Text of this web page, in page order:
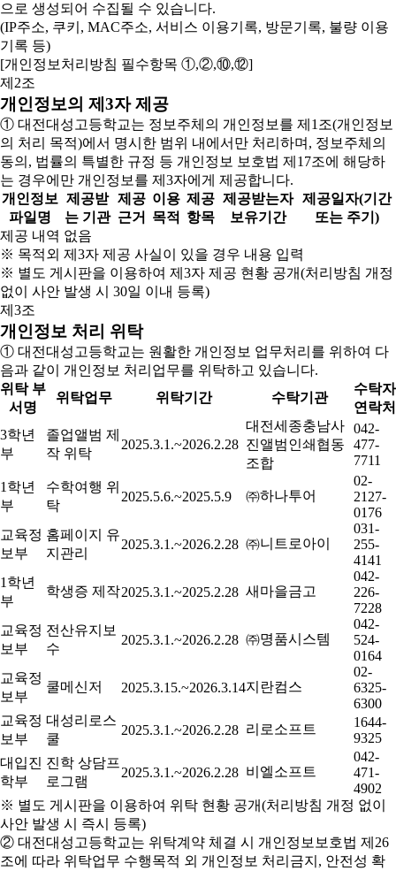
으로 생성되어 수집될 수 있습니다.
(IP주소, 쿠키, MAC주소, 서비스 이용기록, 방문기록, 불량 이용
기록 등)
[개인정보처리방침 필수항목 ①,②,⑩,⑫]
제2조
개인정보의 제3자 제공
① 대전대성고등학교는 정보주체의 개인정보를 제1조(개인정보
의 처리 목적)에서 명시한 범위 내에서만 처리하며, 정보주체의
동의, 법률의 특별한 규정 등 개인정보 보호법 제17조에 해당하
는 경우에만 개인정보를 제3자에게 제공합니다.
개인정보
파일명
제공받
는 기관
제공
근거
이용
목적
제공
항목
제공받는자
보유기간
제공일자(기간
또는 주기)
제공 내역 없음
※ 목적외 제3자 제공 사실이 있을 경우 내용 입력
※ 별도 게시판을 이용하여 제3자 제공 현황 공개(처리방침 개정
없이 사안 발생 시 30일 이내 등록)
제3조
개인정보 처리 위탁
① 대전대성고등학교는 원활한 개인정보 업무처리를 위하여 다
음과 같이 개인정보 처리업무를 위탁하고 있습니다.
위탁 부
서명
위탁업무 위탁기간 수탁기관
수탁자
연락처
3학년
부
졸업앨범 제
작 위탁
2025.3.1.~2026.2.28
대전세종충남사
진앨범인쇄협동
조합
042-
477-
7711
1학년
부
수학여행 위
탁
2025.5.6.~2025.5.9 ㈜하나투어
02-
2127-
0176
교육정
보부
홈페이지 유
지관리
2025.3.1.~2026.2.28 ㈜니트로아이
031-
255-
4141
1학년
부
학생증 제작2025.3.1.~2025.2.28 새마을금고
042-
226-
7228
교육정
보부
전산유지보
수
2025.3.1.~2026.2.28 ㈜명품시스템
042-
524-
0164
교육정
보부
쿨메신저 2025.3.15.~2026.3.14지란컴스
02-
6325-
6300
교육정
보부
대성리로스
쿨
2025.3.1.~2026.2.28 리로소프트
1644-
9325
대입진
학부
진학 상담프
로그램
2025.3.1.~2026.2.28 비엘소프트
042-
471-
4902
※ 별도 게시판을 이용하여 위탁 현황 공개(처리방침 개정 없이
사안 발생 시 즉시 등록)
② 대전대성고등학교는 위탁계약 체결 시 개인정보보호법 제26
조에 따라 위탁업무 수행목적 외 개인정보 처리금지, 안전성 확